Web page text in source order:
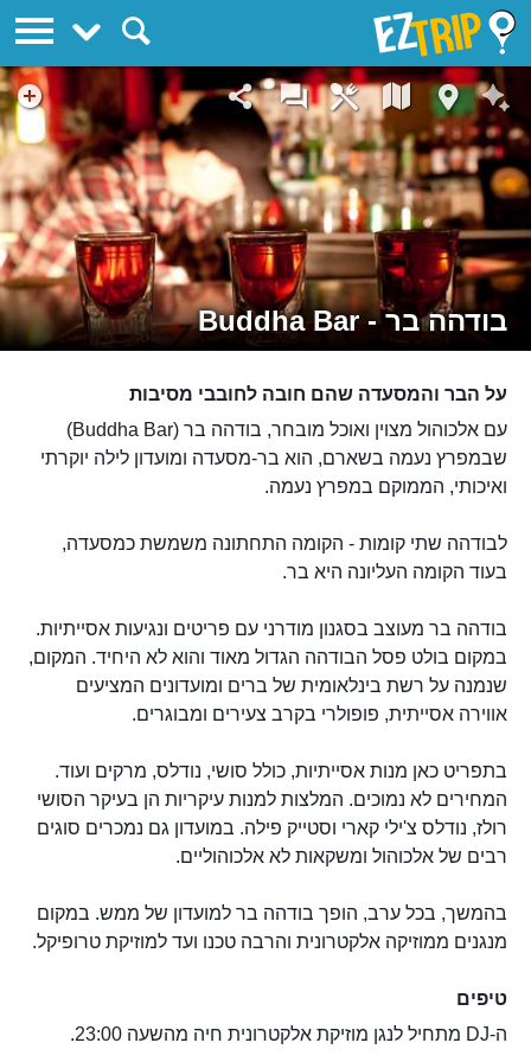
בודהה בר - Buddha Bar
על הבר והמסעדה שהם חובה לחובבי מסיבות
עם אלכוהול מצוין ואוכל מובחר, בודהה בר (Buddha Bar)
שבמפרץ נעמה בשארם, הוא בר-מסעדה ומועדון לילה יוקרתי
ואיכותי, הממוקם במפרץ נעמה.
לבודהה שתי קומות - הקומה התחתונה משמשת כמסעדה,
בעוד הקומה העליונה היא בר.
בודהה בר מעוצב בסגנון מודרני עם פריטים ונגיעות אסייתיות.
במקום בולט פסל הבודהה הגדול מאוד והוא לא היחיד. המקום,
שנמנה על רשת בינלאומית של ברים ומועדונים המציעים
אווירה אסייתית, פופולרי בקרב צעירים ומבוגרים.
בתפריט כאן מנות אסייתיות, כולל סושי, נודלס, מרקים ועוד.
המחירים לא נמוכים. המלצות למנות עיקריות הן בעיקר הסושי
רולז, נודלס צ'ילי קארי וסטייק פילה. במועדון גם נמכרים סוגים
רבים של אלכוהול ומשקאות לא אלכוהוליים.
בהמשך, בכל ערב, הופך בודהה בר למועדון של ממש. במקום
מנגנים ממוזיקה אלקטרונית והרבה טכנו ועד למוזיקת טרופיקל.
טיפים
ה-DJ מתחיל לנגן מוזיקת אלקטרונית חיה מהשעה 23:00.
EZTrip